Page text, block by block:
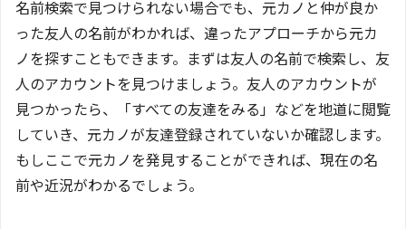
名前検索で見つけられない場合でも、元カノと仲が良か
った友人の名前がわかれば、違ったアプローチから元カ
ノを探すこともできます。まずは友人の名前で検索し、友
人のアカウントを見つけましょう。友人のアカウントが
見つかったら、「すべての友達をみる」などを地道に閲覧
していき、元カノが友達登録されていないか確認します。
もしここで元カノを発見することができれば、現在の名
前や近況がわかるでしょう。